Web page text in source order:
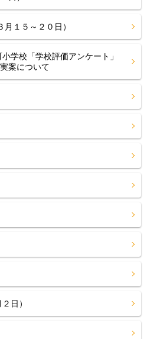
１５～２０日）
学校「学校評価アンケート」
案について
日）